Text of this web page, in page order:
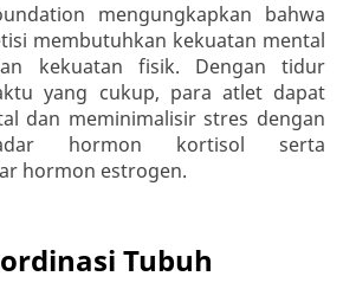
mengungkapkan bahwa
membutuhkan kekuatan mental
kekuatan fisik. Dengan tidur
yang cukup, para atlet dapat
dan meminimalisir stres dengan
hormon kortisol serta
hormon estrogen.
Tubuh